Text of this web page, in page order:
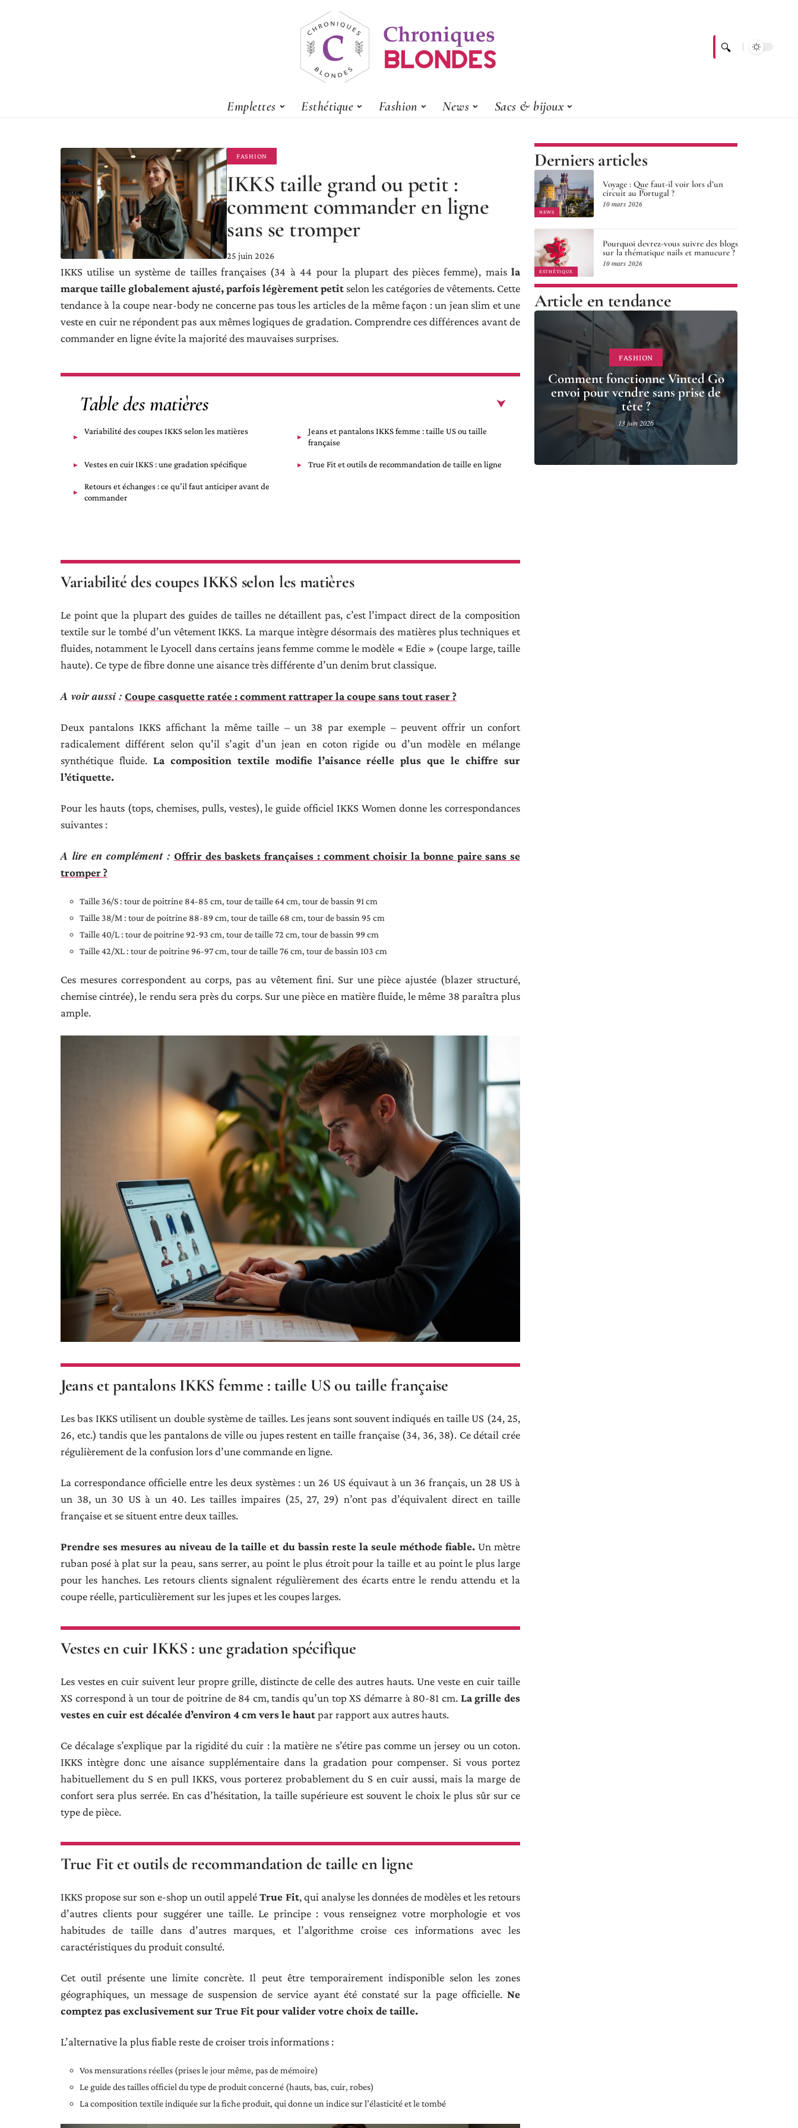
Emplettes Esthétique Fashion News Sacs & bijoux
FASHION
IKKS taille grand ou petit :
comment commander en ligne
sans se tromper
25 juin 2026
IKKS utilise un système de tailles françaises (34 à 44 pour la plupart des pièces femme), mais la
marque taille globalement ajusté, parfois légèrement petit selon les catégories de vêtements. Cette
tendance à la coupe near-body ne concerne pas tous les articles de la même façon : un jean slim et une
veste en cuir ne répondent pas aux mêmes logiques de gradation. Comprendre ces différences avant de
commander en ligne évite la majorité des mauvaises surprises.
Table des matières
Variabilité des coupes IKKS selon les matières
Jeans et pantalons IKKS femme : taille US ou taille
française
Vestes en cuir IKKS : une gradation spécifique True Fit et outils de recommandation de taille en ligne
Retours et échanges : ce qu’il faut anticiper avant de
commander
Variabilité des coupes IKKS selon les matières
Le point que la plupart des guides de tailles ne détaillent pas, c’est l’impact direct de la composition
textile sur le tombé d’un vêtement IKKS. La marque intègre désormais des matières plus techniques et
fluides, notamment le Lyocell dans certains jeans femme comme le modèle « Edie » (coupe large, taille
haute). Ce type de fibre donne une aisance très différente d’un denim brut classique.
A voir aussi : Coupe casquette ratée : comment rattraper la coupe sans tout raser ?
Deux pantalons IKKS affichant la même taille – un 38 par exemple – peuvent offrir un confort
radicalement différent selon qu’il s’agit d’un jean en coton rigide ou d’un modèle en mélange
synthétique fluide. La composition textile modifie l’aisance réelle plus que le chiffre sur
l’étiquette.
Pour les hauts (tops, chemises, pulls, vestes), le guide officiel IKKS Women donne les correspondances
suivantes :
A lire en complément : Offrir des baskets françaises : comment choisir la bonne paire sans se
tromper ?
Taille 36/S : tour de poitrine 84-85 cm, tour de taille 64 cm, tour de bassin 91 cm
Taille 38/M : tour de poitrine 88-89 cm, tour de taille 68 cm, tour de bassin 95 cm
Taille 40/L : tour de poitrine 92-93 cm, tour de taille 72 cm, tour de bassin 99 cm
Taille 42/XL : tour de poitrine 96-97 cm, tour de taille 76 cm, tour de bassin 103 cm
Ces mesures correspondent au corps, pas au vêtement fini. Sur une pièce ajustée (blazer structuré,
chemise cintrée), le rendu sera près du corps. Sur une pièce en matière fluide, le même 38 paraîtra plus
ample.
Jeans et pantalons IKKS femme : taille US ou taille française
Les bas IKKS utilisent un double système de tailles. Les jeans sont souvent indiqués en taille US (24, 25,
26, etc.) tandis que les pantalons de ville ou jupes restent en taille française (34, 36, 38). Ce détail crée
régulièrement de la confusion lors d’une commande en ligne.
La correspondance officielle entre les deux systèmes : un 26 US équivaut à un 36 français, un 28 US à
un 38, un 30 US à un 40. Les tailles impaires (25, 27, 29) n’ont pas d’équivalent direct en taille
française et se situent entre deux tailles.
Prendre ses mesures au niveau de la taille et du bassin reste la seule méthode fiable.Un mètre
ruban posé à plat sur la peau, sans serrer, au point le plus étroit pour la taille et au point le plus large
pour les hanches. Les retours clients signalent régulièrement des écarts entre le rendu attendu et la
coupe réelle, particulièrement sur les jupes et les coupes larges.
Vestes en cuir IKKS : une gradation spécifique
Les vestes en cuir suivent leur propre grille, distincte de celle des autres hauts. Une veste en cuir taille
XS correspond à un tour de poitrine de 84 cm, tandis qu’un top XS démarre à 80-81 cm. La grille des
vestes en cuir est décalée d’environ 4 cm vers le hautpar rapport aux autres hauts.
Ce décalage s’explique par la rigidité du cuir : la matière ne s’étire pas comme un jersey ou un coton.
IKKS intègre donc une aisance supplémentaire dans la gradation pour compenser. Si vous portez
habituellement du S en pull IKKS, vous porterez probablement du S en cuir aussi, mais la marge de
confort sera plus serrée. En cas d’hésitation, la taille supérieure est souvent le choix le plus sûr sur ce
type de pièce.
True Fit et outils de recommandation de taille en ligne
IKKS propose sur son e-shop un outil appeléTrue Fit, qui analyse les données de modèles et les retours
d’autres clients pour suggérer une taille. Le principe : vous renseignez votre morphologie et vos
habitudes de taille dans d’autres marques, et l’algorithme croise ces informations avec les
caractéristiques du produit consulté.
Cet outil présente une limite concrète. Il peut être temporairement indisponible selon les zones
géographiques, un message de suspension de service ayant été constaté sur la page officielle. Ne
comptez pas exclusivement sur True Fit pour valider votre choix de taille.
L’alternative la plus fiable reste de croiser trois informations :
Vos mensurations réelles (prises le jour même, pas de mémoire)
Le guide des tailles officiel du type de produit concerné (hauts, bas, cuir, robes)
La composition textile indiquée sur la fiche produit, qui donne un indice sur l’élasticité et le tombé
Derniers articles
NEWS
Voyage : Que faut-il voir lors d’un
circuit au Portugal ?
10 mars 2026
ESTHÉTIQUE
Pourquoi devrez-vous suivre des blogs
sur la thématique nails et manucure ?
10 mars 2026
Article en tendance
FASHION
Comment fonctionne Vinted Go
envoi pour vendre sans prise de
tête ?
13 juin 2026